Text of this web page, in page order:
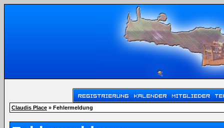
Claudis Place » Fehlermeldung